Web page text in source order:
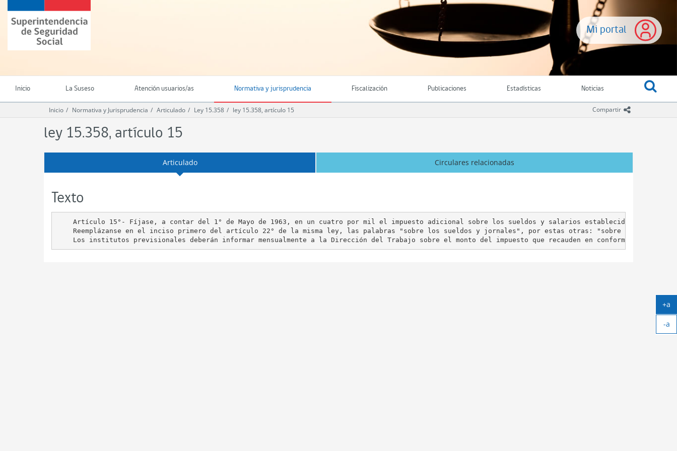
contenido
principal
Mi portal
Superintendencia
de
Seguridad
(SUSESO)
Chile
Inicio La Suseso Atención usuarios/as Normativa y jurisprudencia Fiscalización Publicaciones Estadísticas Noticias
Compartir icono
Inicio Normativa y Jurisprudencia Articulado Ley 15.358 ley 15.358, artículo 15
ley 15.358, artículo 15
Articulado Circulares relacionadas
Texto
Artículo 15°- Fíjase, a contar del 1° de Mayo de 1963, en un cuatro por mil el impuesto adicional sobre los sueldos y salarios establecidos en la
Reemplázanse en el inciso primero del artículo 22° de la misma ley, las palabras "sobre los sueldos y jornales", por estas otras: "sobre los
+a
-a